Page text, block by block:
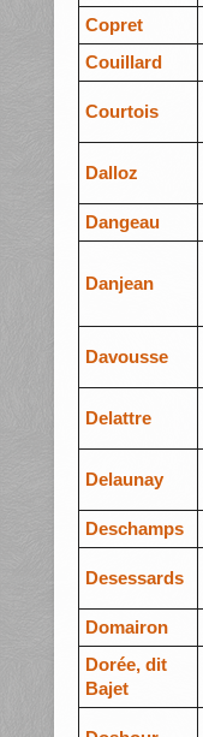
Copret
Couillard
Courtois
Dalloz
Dangeau
Danjean
Davousse
Delattre
Delaunay
Deschamps
Desessards
Domairon
Dorée, dit
Bajet